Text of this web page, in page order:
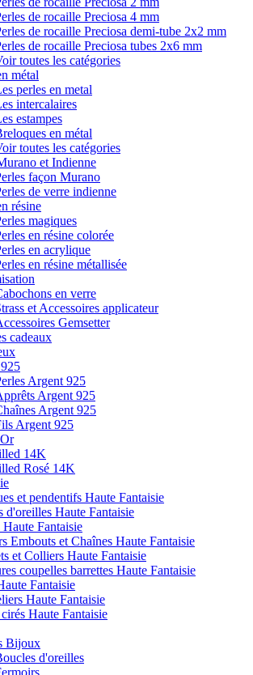
de rocaille Preciosa 4 mm
de rocaille Preciosa demi-tube 2x2 mm
de rocaille Preciosa tubes 2x6 mm
toutes les catégories
métal
perles en metal
intercalaires
estampes
en métal
toutes les catégories
et Indienne
façon Murano
de verre indienne
résine
magiques
en résine colorée
en acrylique
en résine métallisée
en verre
et Accessoires applicateur
Gemsetter
cadeaux
Argent 925
Argent 925
Argent 925
Argent 925
14K
Rosé 14K
et pendentifs Haute Fantaisie
d'oreilles Haute Fantaisie
Haute Fantaisie
Embouts et Chaînes Haute Fantaisie
et Colliers Haute Fantaisie
coupelles barrettes Haute Fantaisie
Fantaisie
Haute Fantaisie
Haute Fantaisie
Bijoux
d'oreilles